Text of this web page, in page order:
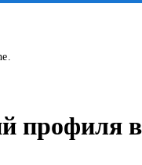
профиля